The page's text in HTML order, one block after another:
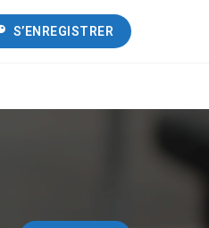
S’ENREGISTRER